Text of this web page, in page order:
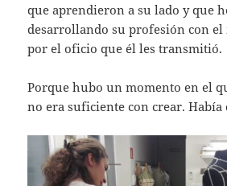
que aprendieron a su lado y que
desarrollando su profesión con el
por el oficio que él les transmitió.
Porque hubo un momento en el
no era suficiente con crear. Había